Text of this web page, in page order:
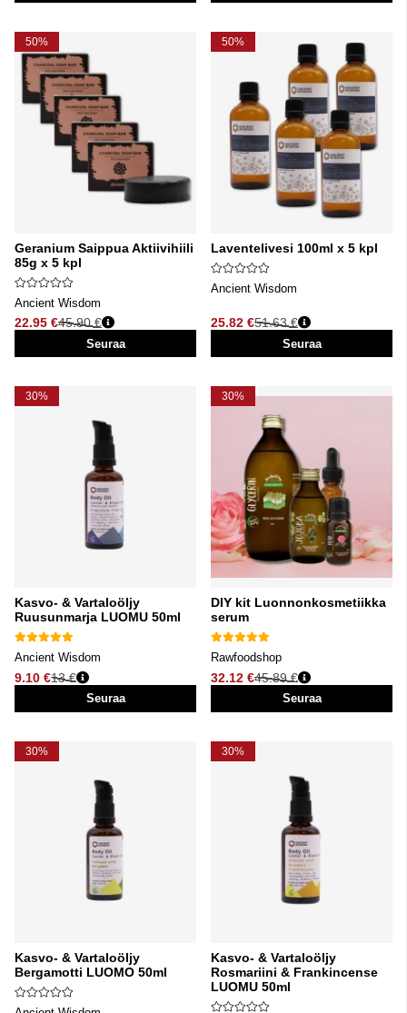
50%
Geranium Saippua Aktiivihiili
85g x 5 kpl
Ancient Wisdom
22.95 €
Normaali hinta
45.90 €
Seuraa
50%
Laventelivesi 100ml x 5 kpl
Ancient Wisdom
25.82 €
Normaali hinta
51.63 €
Seuraa
30%
Kasvo- & Vartaloöljy
Ruusunmarja LUOMU 50ml
Ancient Wisdom
9.10 €
Normaali hinta
13 €
Seuraa
30%
DIY kit Luonnonkosmetiikka
serum
Rawfoodshop
32.12 €
Normaali hinta
45.89 €
Seuraa
30%
Kasvo- & Vartaloöljy
Bergamotti LUOMO 50ml
30%
Kasvo- & Vartaloöljy
Rosmariini & Frankincense
LUOMU 50ml